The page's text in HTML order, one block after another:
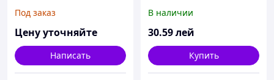
Под заказ
Цену уточняйте
Написать
W530/ L430 (10.8V/
4400mAh) оригинал
В наличии
30.59лей
Купить